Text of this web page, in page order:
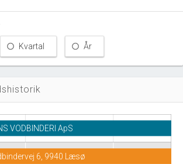
Kvartal År
VODBINDERI ApS
6, 9940 Læsø